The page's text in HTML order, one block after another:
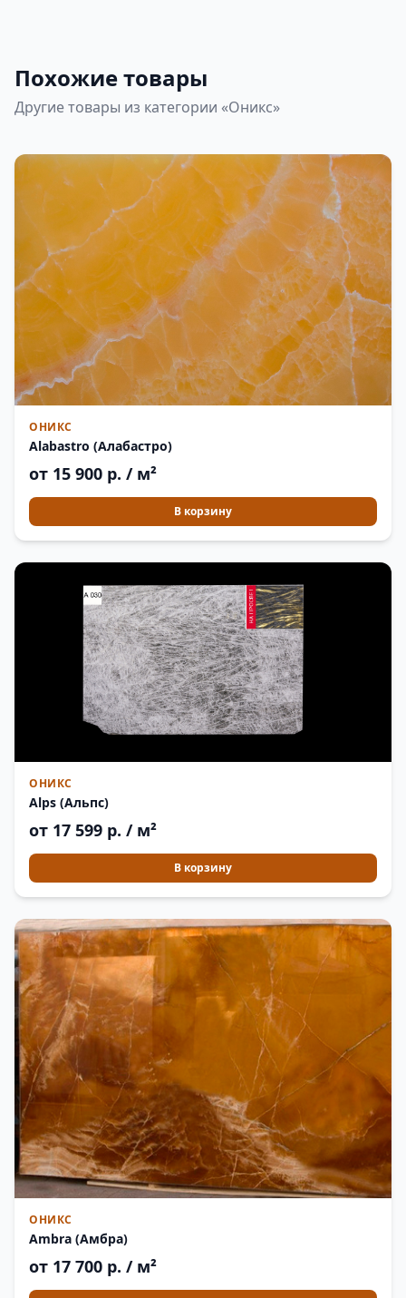
Похожие товары
Другие товары из категории «Оникс»
ОНИКС
Alabastro (Алабастро)
от 15 900 р. / м²
В корзину
ОНИКС
Alps (Альпс)
от 17 599 р. / м²
В корзину
ОНИКС
Ambra (Амбра)
от 17 700 р. / м²